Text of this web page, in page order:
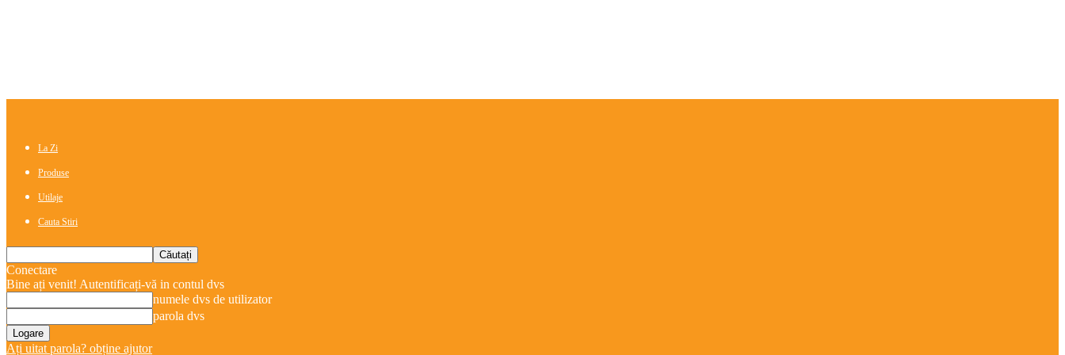
La Zi
Produse
Utilaje
Cauta Stiri
Conectare
Bine ați venit! Autentificați-vă in contul dvs
numele dvs de utilizator
parola dvs
Ați uitat parola? obține ajutor